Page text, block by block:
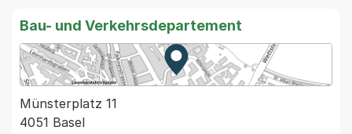
Bau- und Verkehrsdepartement
Zur Karte von MapBS.
Externer Link, wird in einem
Münsterplatz 11
4051 Basel